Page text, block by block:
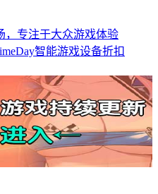
，专注于大众游戏体验
智能游戏设备折扣